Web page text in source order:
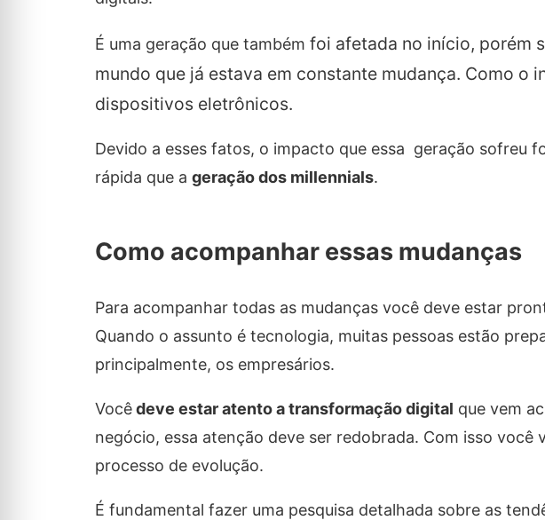
É uma geração que também foi afetada no início, porém
mundo que já estava em constante mudança. Como o
dispositivos eletrônicos.
Devido a esses fatos, o impacto que essa geração sofreu
rápida que a geração dos millennials.
Como acompanhar essas mudanças
Para acompanhar todas as mudanças você deve estar
Quando o assunto é tecnologia, muitas pessoas estão
principalmente, os empresários.
Vocêdeve estar atento a transformação digital que vem
negócio, essa atenção deve ser redobrada. Com isso você
processo de evolução.
É fundamental fazer uma pesquisa detalhada sobre as